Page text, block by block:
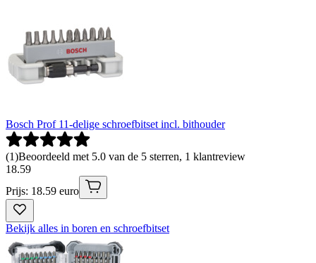
Bosch Prof 11-delige schroefbitset incl. bithouder
(1)Beoordeeld met 5.0 van de 5 sterren, 1 klantreview
18.59
Prijs: 18.59 euro
Bekijk alles in boren en schroefbitset